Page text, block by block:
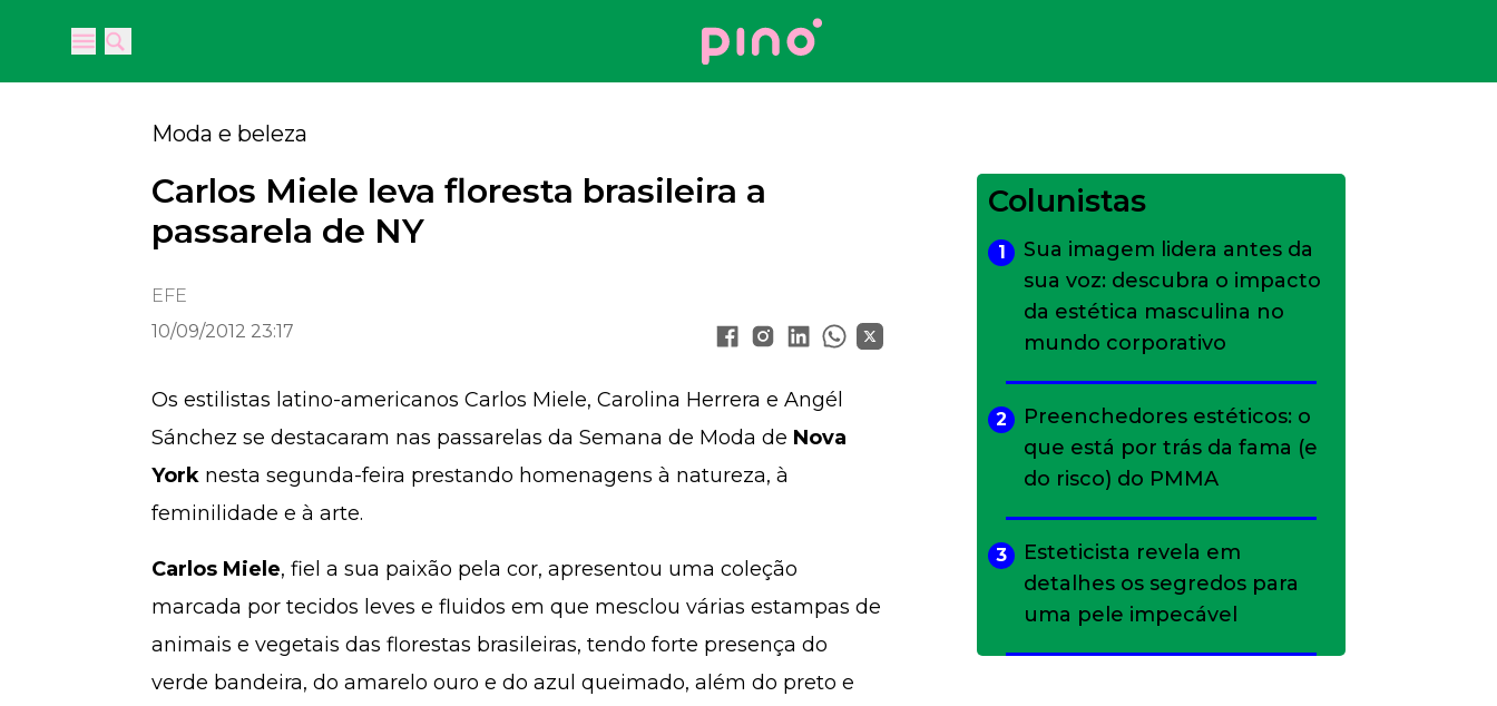
Open main menu
Open main menu
Your Company
Moda e beleza
Carlos Miele leva floresta brasileira a
passarela de NY
EFE
10/09/2012 23:17
Os estilistas latino-americanos Carlos Miele, Carolina Herrera e Angél
Sánchez se destacaram nas passarelas da Semana de Moda de Nova
York nesta segunda-feira prestando homenagens à natureza, à
feminilidade e à arte.
Carlos Miele, fiel a sua paixão pela cor, apresentou uma coleção
marcada por tecidos leves e fluidos em que mesclou várias estampas de
animais e vegetais das florestas brasileiras, tendo forte presença do
verde bandeira, do amarelo ouro e do azul queimado, além do preto e
Colunistas
1
Sua imagem lidera antes da
sua voz: descubra o impacto
da estética masculina no
mundo corporativo
2
Preenchedores estéticos: o
que está por trás da fama (e
do risco) do PMMA
3
Esteticista revela em
detalhes os segredos para
uma pele impecável